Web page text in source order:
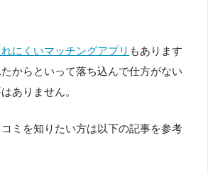
にくいマッチングアプリ もあります
からといって落ち込んで仕方がない
ありません。
ミを知りたい方は以下の記事を参考